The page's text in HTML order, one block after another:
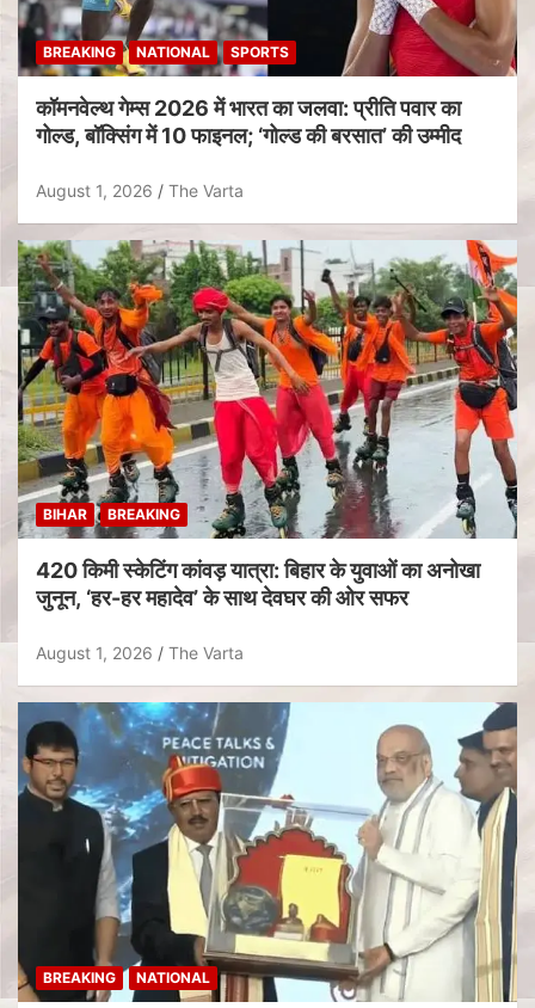
BREAKING NATIONAL SPORTS
कॉमनवेल्थ गेम्स 2026 में भारत का जलवा: प्रीति पवार का
गोल्ड, बॉक्सिंग में 10 फाइनल; ‘गोल्ड की बरसात’ की उम्मीद
August 1, 2026 The Varta
BIHAR BREAKING
420 किमी स्केटिंग कांवड़ यात्रा: बिहार के युवाओं का अनोखा
जुनून, ‘हर-हर महादेव’ के साथ देवघर की ओर सफर
August 1, 2026 The Varta
BREAKING NATIONAL